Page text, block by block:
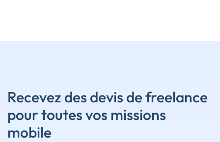
Recevez des devis de freelance
pour toutes vos missions
mobile